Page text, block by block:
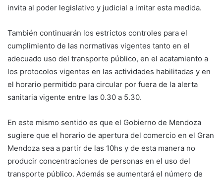
invita al poder legislativo y judicial a imitar esta medida.
También continuarán los estrictos controles para el
cumplimiento de las normativas vigentes tanto en el
adecuado uso del transporte público, en el acatamiento a
los protocolos vigentes en las actividades habilitadas y en
el horario permitido para circular por fuera de la alerta
sanitaria vigente entre las 0.30 a 5.30.
En este mismo sentido es que el Gobierno de Mendoza
sugiere que el horario de apertura del comercio en el Gran
Mendoza sea a partir de las 10hs y de esta manera no
producir concentraciones de personas en el uso del
transporte público. Además se aumentará el número de